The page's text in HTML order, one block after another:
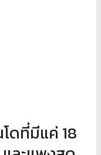
ดที่มีแค่ 18